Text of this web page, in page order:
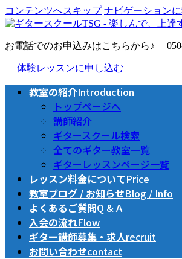
コンテンツへスキップ ナビゲーション
お電話でのお申込みはこちらから♪
体験レッスンに申し込む
教室の紹介Introduction
トップページへ
講師紹介
ギタースクール検索
全てのギター教室一覧
ギターレッスンページ一覧
レッスン料金についてPrice
教室ブログ / お知らせBlog / Info
よくあるご質問Q & A
入会の流れFlow
ギター講師募集・求人recruit
お問い合わせcontact